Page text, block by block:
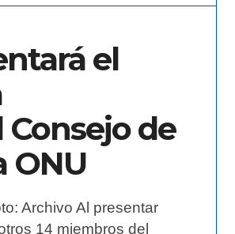
el
de
ONU
Archivo Al presentar
14 miembros del